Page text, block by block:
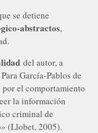
se detiene
abstractos,
del autor, a
Para García-Pablos de
el comportamiento
la información
criminal de
(Llobet, 2005).